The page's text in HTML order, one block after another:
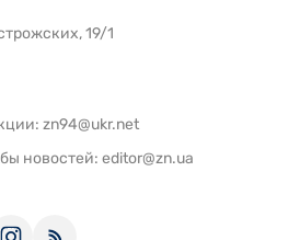
19/1
zn94@ukr.net
новостей: editor@zn.ua